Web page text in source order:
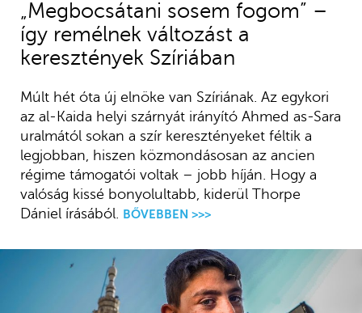
„Megbocsátani sosem fogom” –
így remélnek változást a
keresztények Szíriában
Múlt hét óta új elnöke van Szíriának. Az egykori
az al-Kaida helyi szárnyát irányító Ahmed as-Sara
uralmától sokan a szír keresztényeket féltik a
legjobban, hiszen közmondásosan az ancien
régime támogatói voltak – jobb híján. Hogy a
valóság kissé bonyolultabb, kiderül Thorpe
Dániel írásából. BŐVEBBEN >>>